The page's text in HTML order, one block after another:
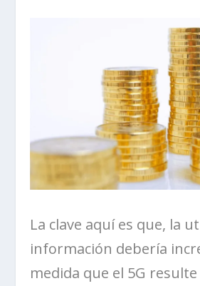
La clave aquí es que, la
información debería
medida que el 5G